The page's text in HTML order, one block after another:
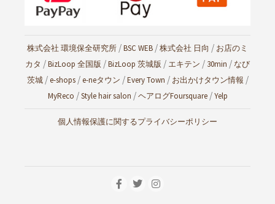
株式会社 環境保全研究所 /BSC WEB /株式会社 日向 / お店のミ
カタ /BizLoop 全国版 /BizLoop 茨城版 / エキテン / 30min / なび
茨城/e-shops/e-neタウン /Every Town / お出かけタウン情報 /
MyReco /Style hair salon /ヘアログFoursquare/Yelp
個人情報保護に関するプライバシーポリシー